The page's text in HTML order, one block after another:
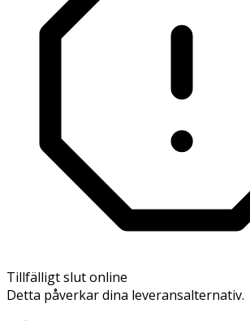
Tillfälligt slut online
Detta påverkar dina leveransalternativ.